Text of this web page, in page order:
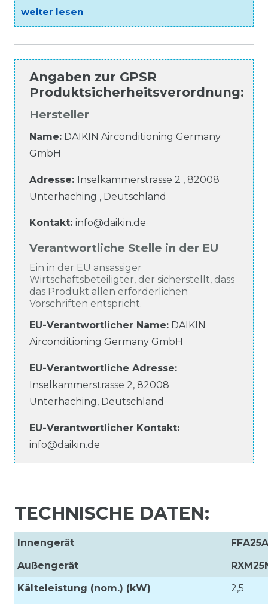
weiter lesen
Angaben zur GPSR
Produktsicherheitsverordnung:
Hersteller
Name: DAIKIN Airconditioning Germany
GmbH
Adresse: Inselkammerstrasse 2 , 82008
Unterhaching , Deutschland
Kontakt: info@daikin.de
Verantwortliche Stelle in der EU
Ein in der EU ansässiger
Wirtschaftsbeteiligter, der sicherstellt, dass
das Produkt allen erforderlichen
Vorschriften entspricht.
EU-Verantwortlicher Name: DAIKIN
Airconditioning Germany GmbH
EU-Verantwortliche Adresse:
Inselkammerstrasse 2, 82008
Unterhaching, Deutschland
EU-Verantwortlicher Kontakt:
info@daikin.de
TECHNISCHE DATEN:
Innengerät
Außengerät
Kälteleistung (nom.) (kW)
2,5